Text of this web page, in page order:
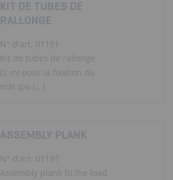
KIT DE TUBES DE
RALLONGE
N° d'art. 01191
Kit de tubes de rallonge
(2 m) pour la fixation du
mât (po [...]
ASSEMBLY PLANK
N° d'art. 01197
Assembly plank fo the load